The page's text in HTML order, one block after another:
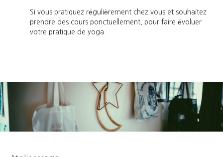
Si vous pratiquez régulièrement chez vous et souhaitez
prendre des cours ponctuellement, pour faire évoluer
votre pratique de yoga.